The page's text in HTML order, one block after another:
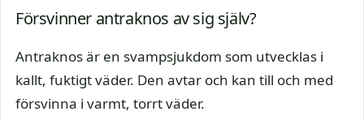
Försvinner antraknos av sig själv?
Antraknos är en svampsjukdom som utvecklas i
kallt, fuktigt väder. Den avtar och kan till och med
försvinna i varmt, torrt väder.